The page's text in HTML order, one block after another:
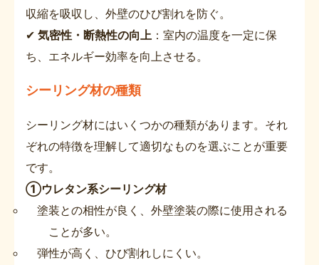
収縮を吸収し、外壁のひび割れを防ぐ。
✔ 気密性・断熱性の向上 ：室内の温度を一定に保
ち、エネルギー効率を向上させる。
シーリング材の種類
シーリング材にはいくつかの種類があります。それ
ぞれの特徴を理解して適切なものを選ぶことが重要
です。
①ウレタン系シーリング材
塗装との相性が良く、外壁塗装の際に使用される
ことが多い。
弾性が高く、ひび割れしにくい。